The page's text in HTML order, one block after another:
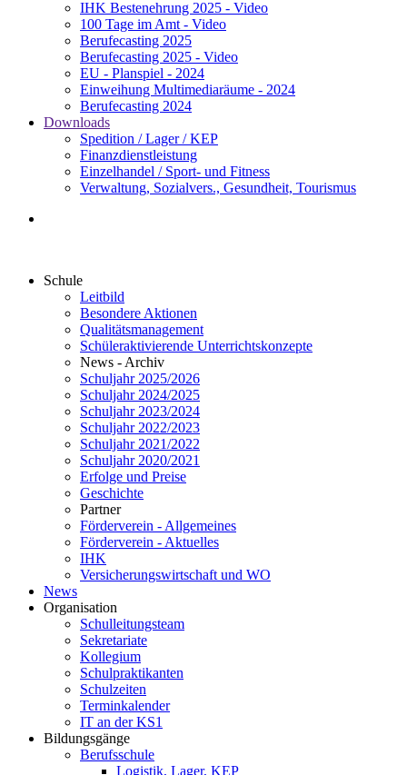
IHK Bestenehrung 2025 - Video
100 Tage im Amt - Video
Berufecasting 2025
Berufecasting 2025 - Video
EU - Planspiel - 2024
Einweihung Multimediaräume - 2024
Berufecasting 2024
Downloads
Spedition / Lager / KEP
Finanzdienstleistung
Einzelhandel / Sport- und Fitness
Verwaltung, Sozialvers., Gesundheit, Tourismus
Schule
Leitbild
Besondere Aktionen
Qualitätsmanagement
Schüleraktivierende Unterrichtskonzepte
News - Archiv
Schuljahr 2025/2026
Schuljahr 2024/2025
Schuljahr 2023/2024
Schuljahr 2022/2023
Schuljahr 2021/2022
Schuljahr 2020/2021
Erfolge und Preise
Geschichte
Partner
Förderverein - Allgemeines
Förderverein - Aktuelles
IHK
Versicherungswirtschaft und WO
News
Organisation
Schulleitungsteam
Sekretariate
Kollegium
Schulpraktikanten
Schulzeiten
Terminkalender
IT an der KS1
Bildungsgänge
Berufsschule
Logistik, Lager, KEP